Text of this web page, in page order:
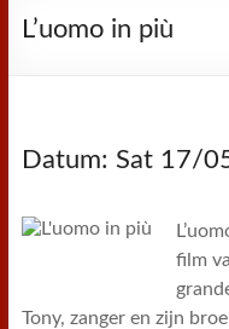
L’uomo in più
Datum: Sat 17/
film
Tony, zanger en zijn